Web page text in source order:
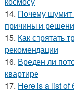
14. Почему шумит
причины и
15. Как спрятать
рекомендации
16. Вреден ли
квартире
17. Here is a list of